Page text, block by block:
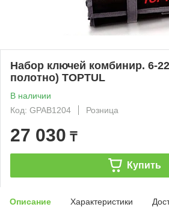
Набор ключей комбинир. 6-
полотно) TOPTUL
В наличии
Код: GPAB1204
Розница
27 030 ₸
Купить
Описание Характеристики